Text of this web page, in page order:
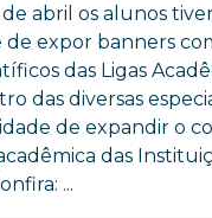
de abril os alunos
expor banners
das Ligas
das diversas
de expandir o
das
...